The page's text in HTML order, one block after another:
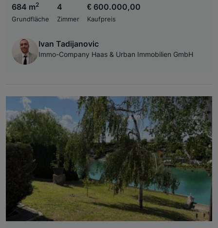
684 m2
Grundfläche
4
Zimmer
€ 600.000,00
Kaufpreis
Ivan Tadijanovic
Immo-Company Haas & Urban Immobilien GmbH